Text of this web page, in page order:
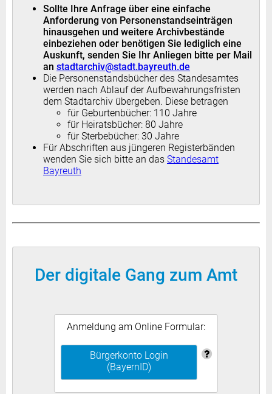
Sollte Ihre Anfrage über eine einfache
Anforderung von Personenstandseinträgen
hinausgehen und weitere Archivbestände
einbeziehen oder benötigen Sie lediglich eine
Auskunft, senden Sie Ihr Anliegen bitte per Mail
an stadtarchiv@stadt.bayreuth.de
Die Personenstandsbücher des Standesamtes
werden nach Ablauf der Aufbewahrungsfristen
dem Stadtarchiv übergeben. Diese betragen
für Geburtenbücher: 110 Jahre
für Heiratsbücher: 80 Jahre
für Sterbebücher: 30 Jahre
Für Abschriften aus jüngeren Registerbänden
wenden Sie sich bitte an das Standesamt
Bayreuth
Der digitale Gang zum Amt
Anmeldung am Online Formular:
Bürgerkonto Login
(BayernID)